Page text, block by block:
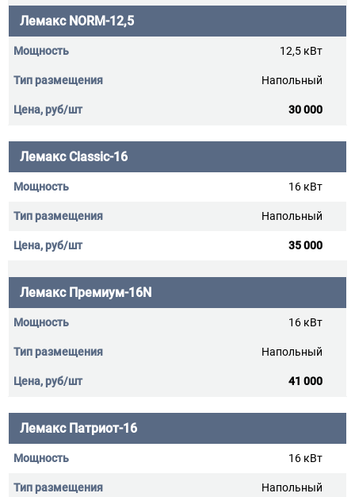
Лемакс NORM-12,5
12,5 кВт
Напольный
30 000
Лемакс Classic-16
16 кВт
Напольный
35 000
Лемакс Премиум-16N
16 кВт
Напольный
41 000
Лемакс Патриот-16
16 кВт
Напольный